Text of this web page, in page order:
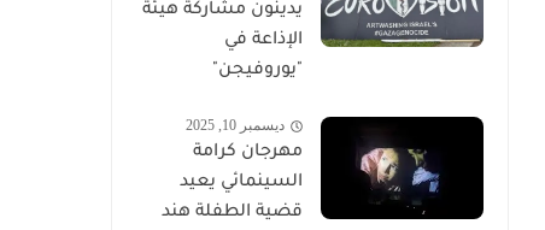
يدينون مشاركة هيئة
الإذاعة في
"يوروفيجن"
ديسمبر 10, 2025
مهرجان كرامة
السينمائي يعيد
قضية الطفلة هند